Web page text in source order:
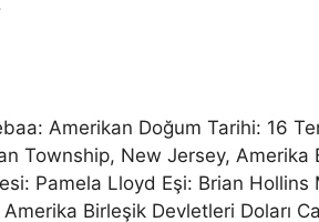
Amerikan Doğum Tarihi: 16
Township, New Jersey, Amerika
Pamela Lloyd Eşi: Brian Hollins
Birleşik Devletleri Doları